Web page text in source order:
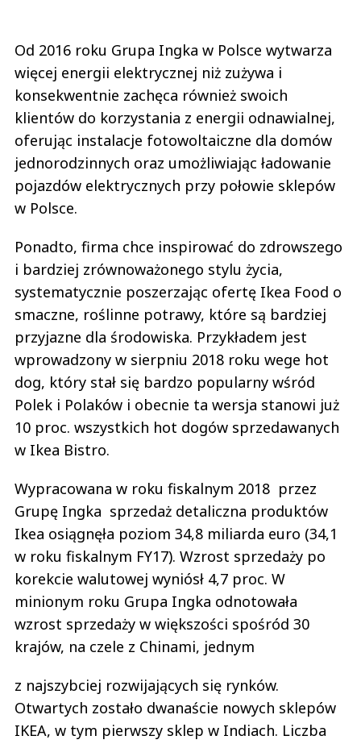
Od 2016 roku Grupa Ingka w Polsce wytwarza
więcej energii elektrycznej niż zużywa i
konsekwentnie zachęca również swoich
klientów do korzystania z energii odnawialnej,
oferując instalacje fotowoltaiczne dla domów
jednorodzinnych oraz umożliwiając ładowanie
pojazdów elektrycznych przy połowie sklepów
w Polsce.
Ponadto, firma chce inspirować do zdrowszego
i bardziej zrównoważonego stylu życia,
systematycznie poszerzając ofertę Ikea Food o
smaczne, roślinne potrawy, które są bardziej
przyjazne dla środowiska. Przykładem jest
wprowadzony w sierpniu 2018 roku wege hot
dog, który stał się bardzo popularny wśród
Polek i Polaków i obecnie ta wersja stanowi już
10 proc. wszystkich hot dogów sprzedawanych
w Ikea Bistro.
Wypracowana w roku fiskalnym 2018 przez
Grupę Ingka sprzedaż detaliczna produktów
Ikea osiągnęła poziom 34,8 miliarda euro (34,1
w roku fiskalnym FY17). Wzrost sprzedaży po
korekcie walutowej wyniósł 4,7 proc. W
minionym roku Grupa Ingka odnotowała
wzrost sprzedaży w większości spośród 30
krajów, na czele z Chinami, jednym
z najszybciej rozwijających się rynków.
Otwartych zostało dwanaście nowych sklepów
IKEA, w tym pierwszy sklep w Indiach. Liczba